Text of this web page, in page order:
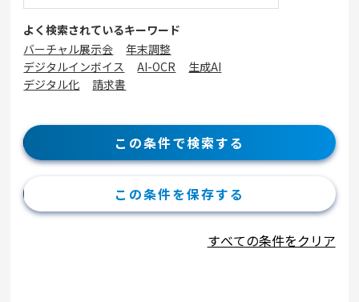
よく検索されているキーワード
バーチャル展示会
年末調整
デジタルインボイス
AI-OCR
生成AI
デジタル化
請求書
この条件で検索する
この条件を保存する
すべての条件をクリア